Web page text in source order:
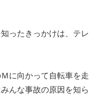
ったきっかけは、テレ
に向かって自転車を走
んな事故の原因を知ら